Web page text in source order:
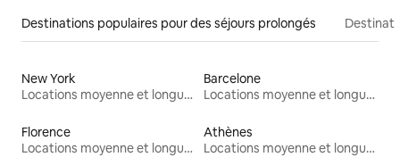
Destinations populaires pour des séjours prolongés
New York
Locations moyenne et longue durée
Barcelone
Locations moyenne et longue durée
Florence
Locations moyenne et longue durée
Athènes
Locations moyenne et longue durée